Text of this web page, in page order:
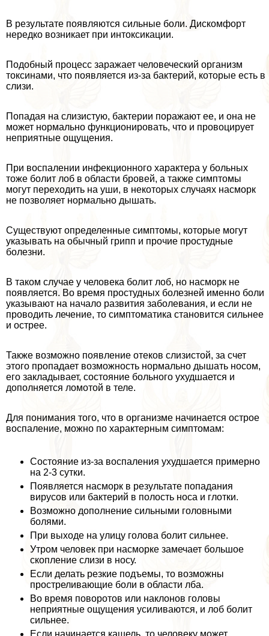
В результате появляются сильные боли. Дискомфорт
нередко возникает при интоксикации.
Подобный процесс заражает человеческий организм
токсинами, что появляется из-за бактерий, которые есть в
слизи.
Попадая на слизистую, бактерии поражают ее, и она не
может нормально функционировать, что и провоцирует
неприятные ощущения.
При воспалении инфекционного хаpaктера у больных
тоже болит лоб в области бровей, а также симптомы
могут переходить на уши, в некоторых случаях насморк
не позволяет нормально дышать.
Существуют определенные симптомы, которые могут
указывать на обычный грипп и прочие простудные
болезни.
В таком случае у человека болит лоб, но насморк не
появляется. Во время простудных болезней именно боли
указывают на начало развития заболевания, и если не
проводить лечение, то симптоматика становится сильнее
и острее.
Также возможно появление отеков слизистой, за счет
этого пропадает возможность нормально дышать носом,
его закладывает, состояние больного ухудшается и
дополняется ломотой в теле.
Для понимания того, что в организме начинается острое
воспаление, можно по хаpaктерным симптомам:
Состояние из-за воспаления ухудшается примерно
на 2-3 сутки.
Появляется насморк в результате попадания
вирусов или бактерий в полость носа и глотки.
Возможно дополнение сильными головными
болями.
При выходе на улицу голова болит сильнее.
Утром человек при насморке замечает большое
скопление слизи в носу.
Если делать резкие подъемы, то возможны
простреливающие боли в области лба.
Во время поворотов или наклонов головы
неприятные ощущения усиливаются, и лоб болит
сильнее.
Если начинается кашель, то человеку может